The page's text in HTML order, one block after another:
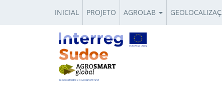
INICIAL PROJETO AGROLAB